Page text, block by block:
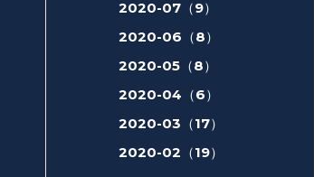
2020-07（9）
2020-06（8）
2020-05（8）
2020-04（6）
2020-03（17）
2020-02（19）